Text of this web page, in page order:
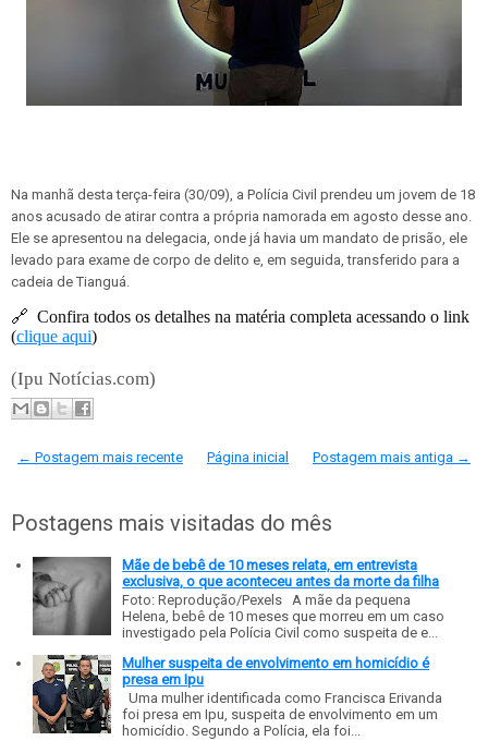
Na manhã desta terça-feira (30/09), a Polícia Civil prendeu um jovem de 18
anos acusado de atirar contra a própria namorada em agosto desse ano.
Ele se apresentou na delegacia, onde já havia um mandato de prisão, ele
levado para exame de corpo de delito e, em seguida, transferido para a
cadeia de Tianguá.
🔗 Confira todos os detalhes na matéria completa acessando o link
(clique aqui)
(Ipu Notícias.com)
← Postagem mais recente Postagem mais antiga →
Página inicial
Postagens mais visitadas do mês
Mãe de bebê de 10 meses relata, em entrevista
exclusiva, o que aconteceu antes da morte da filha
Foto: Reprodução/Pexels A mãe da pequena
Helena, bebê de 10 meses que morreu em um caso
investigado pela Polícia Civil como suspeita de e...
Mulher suspeita de envolvimento em homicídio é
presa em Ipu
Uma mulher identificada como Francisca Erivanda
foi presa em Ipu, suspeita de envolvimento em um
homicídio. Segundo a Polícia, ela foi...